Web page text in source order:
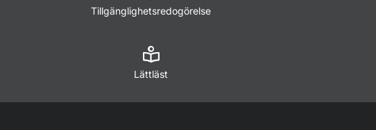
Tillgänglighetsredogörelse
Lättläst